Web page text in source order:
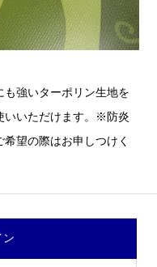
強いターポリン生地を
いいただけます。※防炎
望の際はお申しつけく
ン